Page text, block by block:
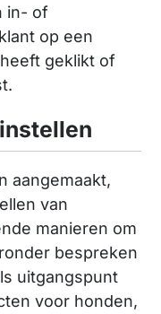
in- of
op een
geklikt of
aangemaakt,
van
manieren om
bespreken
uitgangspunt
voor honden,